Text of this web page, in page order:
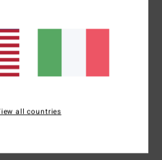
principale] 100% poliestere
all countries